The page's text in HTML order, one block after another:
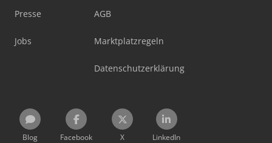
Presse
Jobs
AGB
Marktplatzregeln
Datenschutzerklärung
Blog Facebook X LinkedIn